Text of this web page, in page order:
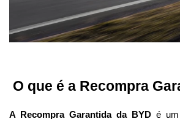
O que é a Recompra
A Recompra Garantida da BYD é um